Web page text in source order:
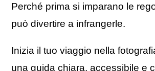
Perché prima si imparano le
può divertire a infrangerle.
Inizia il tuo viaggio nella
una guida chiara, accessibile e